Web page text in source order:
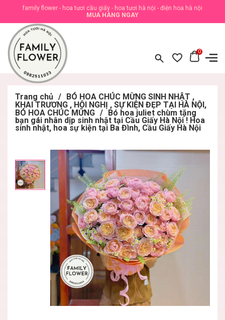
family flower - hoa tươi cầu giấy - hoa tươi hà nội - điện hoa hà nội
MUA HÀNG NGAY
0
Trang chủ / BÓ HOA CHÚC MỪNG SINH NHẬT ,
KHAI TRƯƠNG , HỘI NGHỊ , SỰ KIỆN ĐẸP TẠI HÀ NỘI,
BÓ HOA CHÚC MỪNG / Bó hoa juliet chùm tặng
bạn gái nhân dịp sinh nhật tại Cầu Giấy Hà Nội ! Hoa
sinh nhật, hoa sự kiện tại Ba Đình, Cầu Giấy Hà Nội